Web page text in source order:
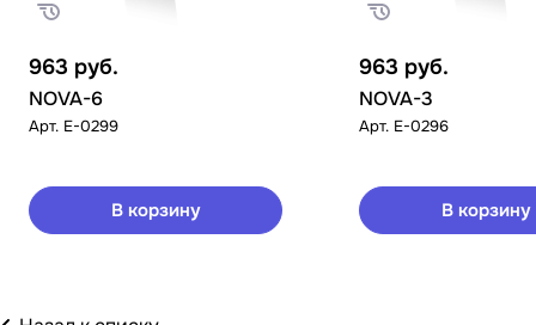
963 руб.
NOVA-6
Арт. E-0299
В корзину
963 руб.
NOVA-3
Арт. E-0296
В корзину